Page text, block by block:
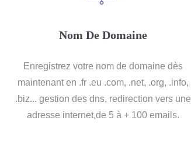
Nom De Domaine
Enregistrez votre nom de domaine dès
maintenant en .fr .eu .com, .net, .org, .info,
.biz... gestion des dns, redirection vers une
adresse internet,de 5 à + 100 emails.